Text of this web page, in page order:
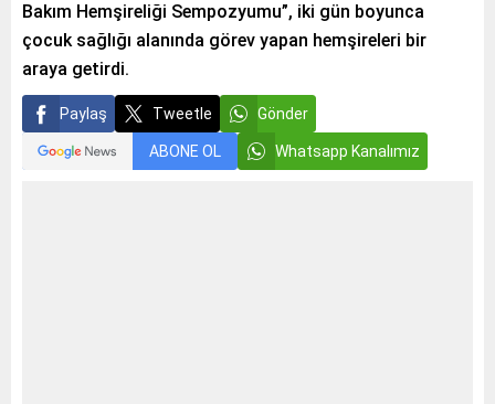
Bakım Hemşireliği Sempozyumu”, iki gün boyunca
çocuk sağlığı alanında görev yapan hemşireleri bir
araya getirdi.
Paylaş Tweetle Gönder
ABONE OL Whatsapp Kanalımız